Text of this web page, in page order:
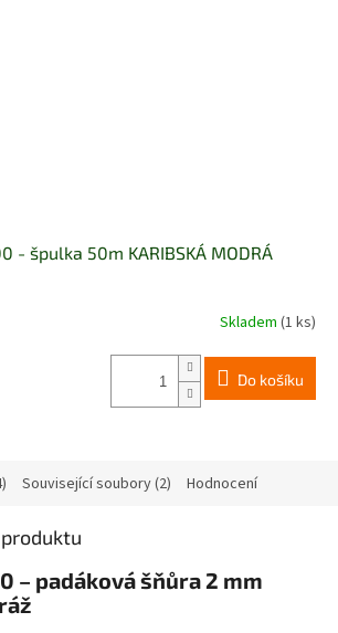
- špulka 50m KARIBSKÁ MODRÁ
Skladem (1 ks)
Do košíku
Související soubory (2) Hodnocení
– padáková šňůra 2 mm